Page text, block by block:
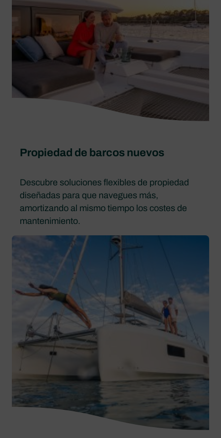
Propiedad de barcos nuevos
Descubre soluciones flexibles de propiedad
diseñadas para que navegues más,
amortizando al mismo tiempo los costes de
mantenimiento.